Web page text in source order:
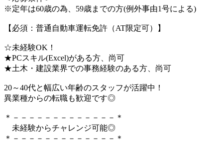
※定年は60歳の為、59歳までの方(例外事由1号による)
【必須：普通自動車運転免許（AT限定可）】
☆未経験OK！
★PCスキル(Excel)がある方、尚可
★土木・建設業界での事務経験のある方、尚可
20～40代と幅広い年齢のスタッフが活躍中！
異業種からの転職も歓迎です◎
＊－－－－－－－－－－－－－＊
未経験からチャレンジ可能◎
＊－－－－－－－－－－－－－＊